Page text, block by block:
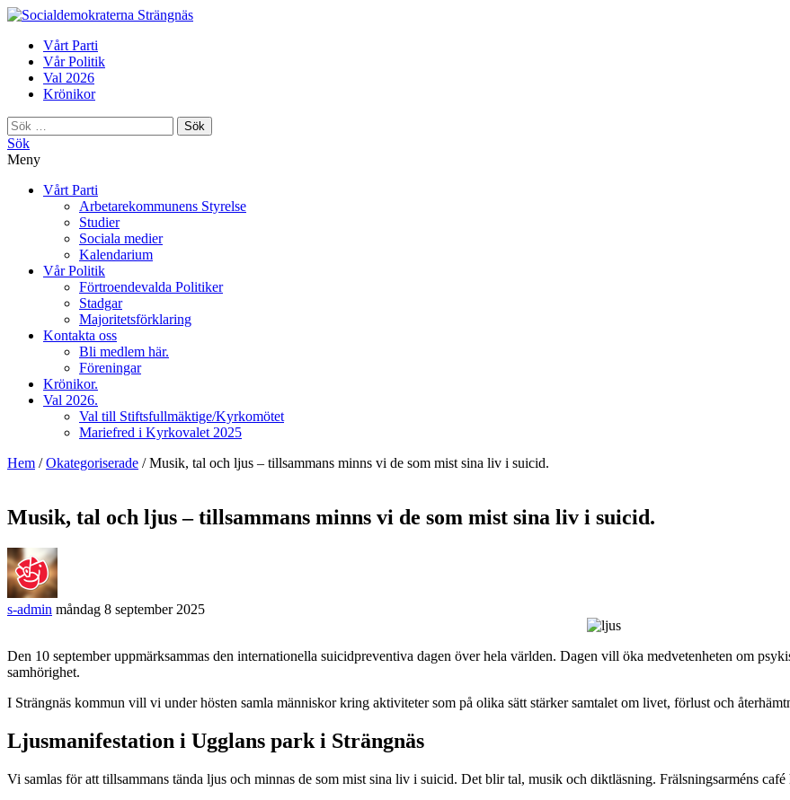
Strängnäs
Vårt Parti
Vår Politik
Val 2026
Krönikor
Sök
efter:
Sök
Meny
Vårt Parti
Arbetarekommunens Styrelse
Studier
Sociala medier
Kalendarium
Vår Politik
Förtroendevalda Politiker
Stadgar
Majoritetsförklaring
Kontakta oss
Bli medlem här.
Föreningar
Krönikor.
Val 2026.
Val till Stiftsfullmäktige/Kyrkomötet
Mariefred i Kyrkovalet 2025
Hem /Okategoriserade /Musik, tal och ljus – tillsammans minns vi de som mist sina liv i suicid.
Musik, tal och ljus – tillsammans minns vi de som mist sina liv i suicid.
s-admin måndag 8 september 2025
Den 10 september uppmärksammas den internationella suicidpreventiva dagen över hela världen. Dagen vill öka medvetenheten om
samhörighet.
I Strängnäs kommun vill vi under hösten samla människor kring aktiviteter som på olika sätt stärker samtalet om livet, förlust och
Ljusmanifestation i Ugglans park i Strängnäs
Vi samlas för att tillsammans tända ljus och minnas de som mist sina liv i suicid. Det blir tal, musik och diktläsning. Frälsningsarméns